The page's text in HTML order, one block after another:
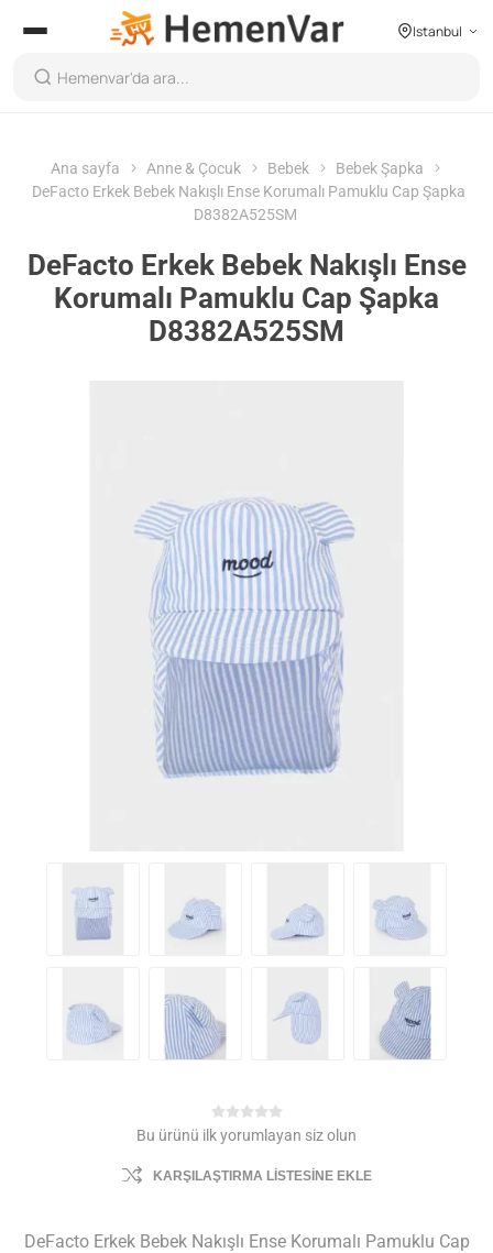
Istanbul
Ana sayfa Anne & Çocuk Bebek
Bebek Şapka
DeFacto Erkek Bebek Nakışlı Ense Korumalı Pamuklu Cap Şapka
D8382A525SM
DeFacto Erkek Bebek Nakışlı Ense
Korumalı Pamuklu Cap Şapka
D8382A525SM
Bu ürünü ilk yorumlayan siz olun
KARŞILAŞTIRMA LISTESINE EKLE
DeFacto Erkek Bebek Nakışlı Ense Korumalı Pamuklu Cap